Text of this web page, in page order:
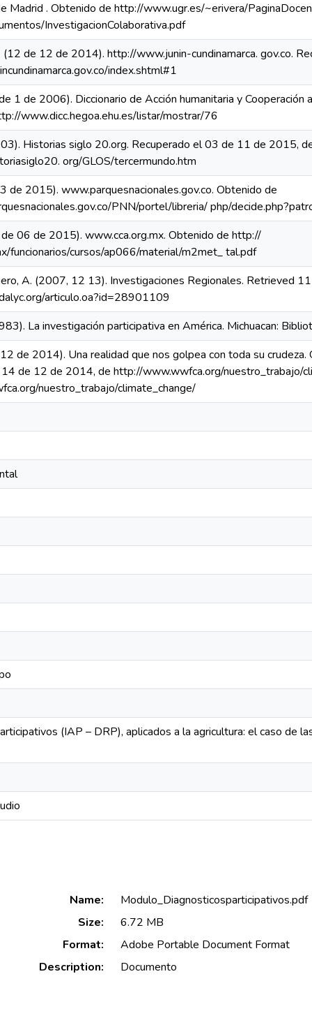
Madrid . Obtenido de http://www.ugr.es/~erivera/
InvestigacionColaborativa.pdf
(12 de 12 de 2014). http://www.junin-cundinamarca. gov.co.
index.shtml#1
1 de 2006). Diccionario de Acción humanitaria y Cooperación
www.dicc.hegoa.ehu.es/listar/mostrar/76
Historias siglo 20.org. Recuperado el 03 de 11 de 2015,
org/GLOS/tercermundo.htm
de 2015). www.parquesnacionales.gov.co. Obtenido de
PNN/portel/libreria/ php/
06 de 2015). www.cca.org.mx. Obtenido de http://
funcionarios/cursos/ap066/material/m2met_ tal.pdf
A. (2007, 12 13). Investigaciones Regionales. Retrieved
articulo.oa?id=28901109
La investigación participativa en América. Michuacan:
de 2014). Una realidad que nos golpea con toda su crudeza.
de 12 de 2014, de http://www.wwfca.org/nuestro_trabajo/
nuestro_trabajo/climate_change/
(IAP – DRP), aplicados a la agricultura: el caso de
Name:
Modulo_Diagnosticosparticipativos.pdf
Size:
6.72 MB
Format:
Adobe Portable Document Format
Description:
Documento